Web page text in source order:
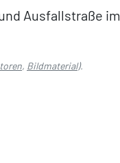
Ausfallstraße im
, Bildmaterial).